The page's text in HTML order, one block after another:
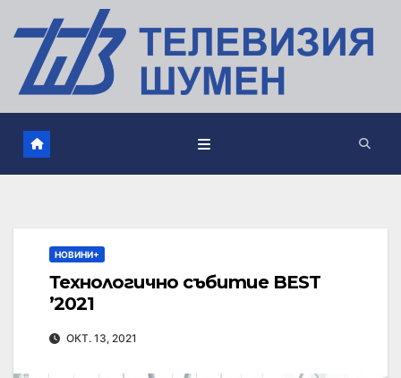
НОВИНИ+
Технологично събитие BEST
’2021
ОКТ. 13, 2021